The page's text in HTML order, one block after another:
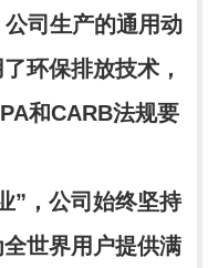
司生产的通用动
环保排放技术，
和CARB法规要
”，公司始终坚持
世界用户提供满